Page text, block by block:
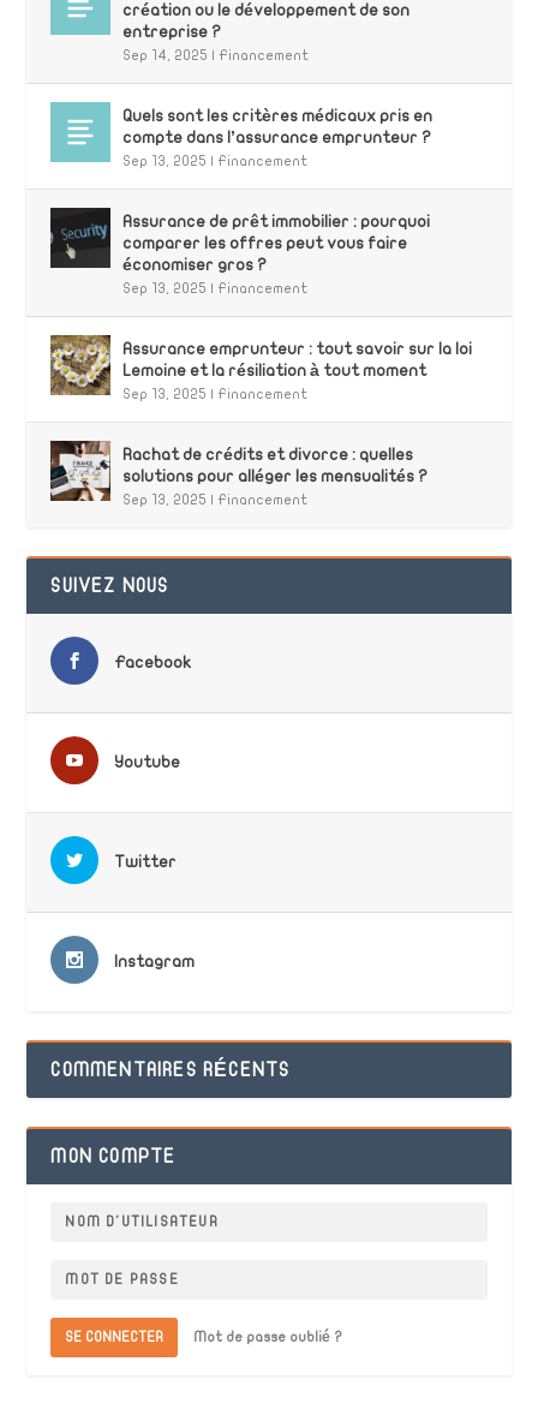
création ou le développement de son
entreprise ?
Sep 14, 2025 Financement
Quels sont les critères médicaux pris en
compte dans l’assurance emprunteur ?
Sep 13, 2025 Financement
Assurance de prêt immobilier : pourquoi
comparer les offres peut vous faire
économiser gros ?
Sep 13, 2025 Financement
Assurance emprunteur : tout savoir sur la loi
Lemoine et la résiliation à tout moment
Sep 13, 2025 Financement
Rachat de crédits et divorce : quelles
solutions pour alléger les mensualités ?
Sep 13, 2025 Financement
SUIVEZ NOUS
Facebook
Youtube
Twitter
Instagram
COMMENTAIRES RÉCENTS
MON COMPTE
SE CONNECTER Mot de passe oublié ?